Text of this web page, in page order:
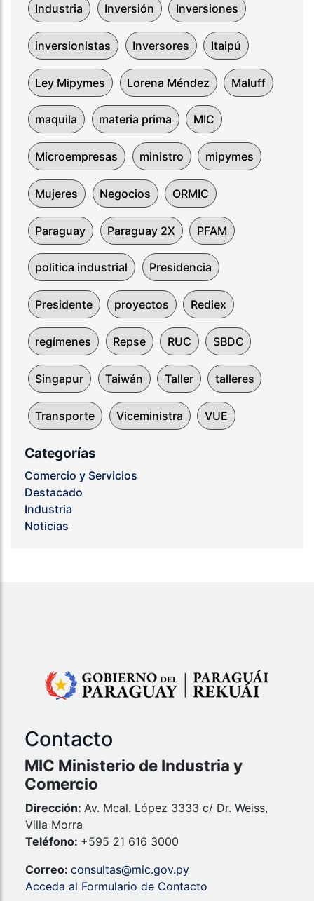
Industria Inversión Inversiones
inversionistas Inversores Itaipú
Ley Mipymes Lorena Méndez Maluff
maquila materia prima MIC
Microempresas ministro mipymes
Mujeres Negocios ORMIC
Paraguay Paraguay 2X PFAM
politica industrial Presidencia
Presidente proyectos Rediex
regímenes Repse RUC SBDC
Singapur Taiwán Taller talleres
Transporte Viceministra VUE
Categorías
Comercio y Servicios
Destacado
Industria
Noticias
Contacto
MIC Ministerio de Industria y
Comercio
Dirección: Av. Mcal. López 3333 c/ Dr. Weiss,
Villa Morra
Teléfono: +595 21 616 3000
Correo: consultas@mic.gov.py
Acceda al Formulario de Contacto